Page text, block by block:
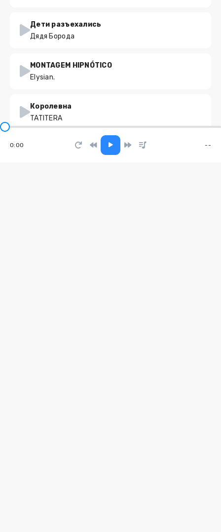
Дети разъехались
Дядя Борода
MONTAGEM HIPNÓTICO
Elysian.
Королевна
TATITERA
0:00 --